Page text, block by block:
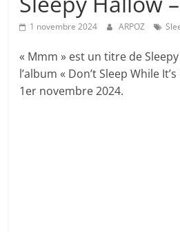
1 novembre 2024 ARPOZ
« Mmm » est un titre de
l’album « Don’t Sleep While
1er novembre 2024.